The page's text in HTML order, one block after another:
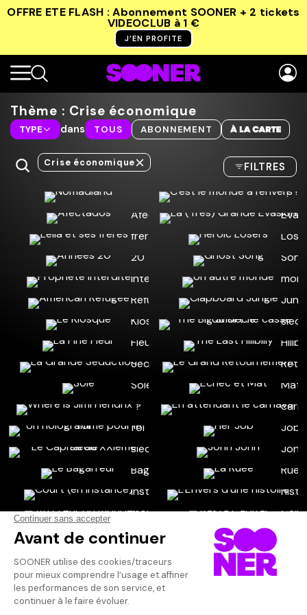
OFFRE ETE FLASH : Abonnement SOONER + 2 tickets
VIDEOCLUB à 1 €
J’EN PROFITE
Thème : Crise économique
TYPE dans TOUS ABONNEMENT
Crise économique FILTRES
DATE DE PUBLICATION